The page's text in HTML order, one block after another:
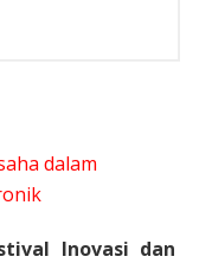
dalam
Inovasi dan